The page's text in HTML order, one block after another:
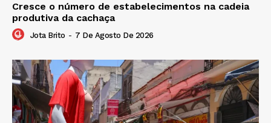
Cresce o número de estabelecimentos na cadeia
produtiva da cachaça
Jota Brito - 7 De Agosto De 2026